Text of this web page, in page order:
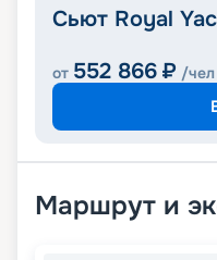
Сьют Royal
от 552 866 ₽ /чел
Маршрут и